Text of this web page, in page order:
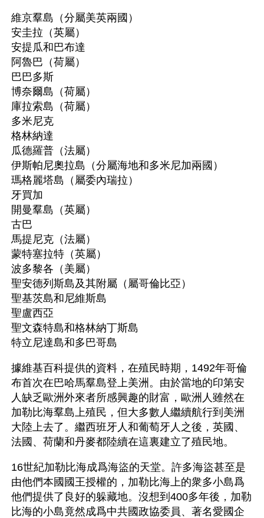
維京羣島（分屬美英兩國）
安圭拉（英屬）
安提瓜和巴布達
阿魯巴（荷屬）
巴巴多斯
博奈爾島（荷屬）
庫拉索島（荷屬）
多米尼克
格林納達
瓜德羅普（法屬）
伊斯帕尼奧拉島（分屬海地和多米尼加兩國）
瑪格麗塔島（屬委內瑞拉）
牙買加
開曼羣島（英屬）
古巴
馬提尼克（法屬）
蒙特塞拉特（英屬）
波多黎各（美屬）
聖安德列斯島及其附屬（屬哥倫比亞）
聖基茨島和尼維斯島
聖盧西亞
聖文森特島和格林納丁斯島
特立尼達島和多巴哥島
據維基百科提供的資料，在殖民時期，1492年哥倫
布首次在巴哈馬羣島登上美洲。由於當地的印第安
人缺乏歐洲外來者所感興趣的財富，歐洲人雖然在
加勒比海羣島上殖民，但大多數人繼續航行到美洲
大陸上去了。繼西班牙人和葡萄牙人之後，英國、
法國、荷蘭和丹麥都陸續在這裏建立了殖民地。
16世紀加勒比海成爲海盜的天堂。許多海盜甚至是
由他們本國國王授權的，加勒比海上的衆多小島爲
他們提供了良好的躲藏地。沒想到400多年後，加勒
比海的小島竟然成爲中共國政協委員、著名愛國企